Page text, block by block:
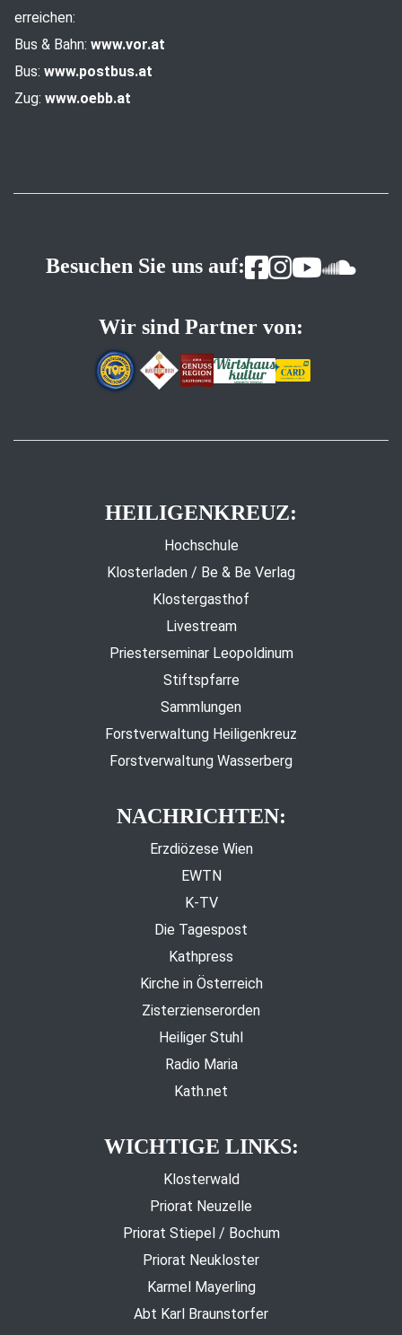
erreichen:
Bus & Bahn: www.vor.at
Bus: www.postbus.at
Zug: www.oebb.at
Besuchen Sie uns auf:
Wir sind Partner von:
HEILIGENKREUZ:
Hochschule
Klosterladen / Be & Be Verlag
Klostergasthof
Livestream
Priesterseminar Leopoldinum
Stiftspfarre
Sammlungen
Forstverwaltung Heiligenkreuz
Forstverwaltung Wasserberg
NACHRICHTEN:
Erzdiözese Wien
EWTN
K-TV
Die Tagespost
Kathpress
Kirche in Österreich
Zisterzienserorden
Heiliger Stuhl
Radio Maria
Kath.net
WICHTIGE LINKS:
Klosterwald
Priorat Neuzelle
Priorat Stiepel / Bochum
Priorat Neukloster
Karmel Mayerling
Abt Karl Braunstorfer